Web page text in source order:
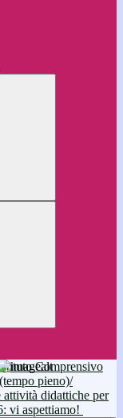
Istituto Comprensivo
pieno)/
attività didattiche per
vi aspettiamo!